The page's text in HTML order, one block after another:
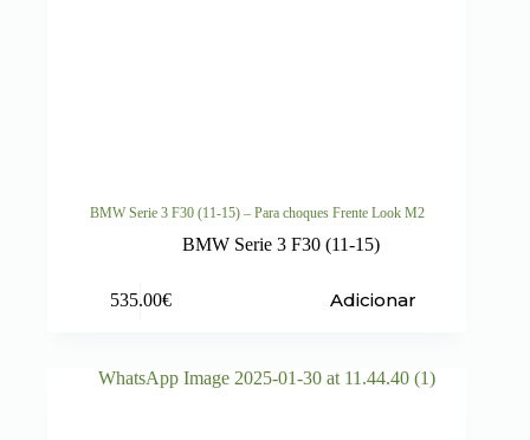
BMW Serie 3 F30 (11-15) – Para choques Frente Look M2
BMW Serie 3 F30 (11-15)
535.00€ Adicionar